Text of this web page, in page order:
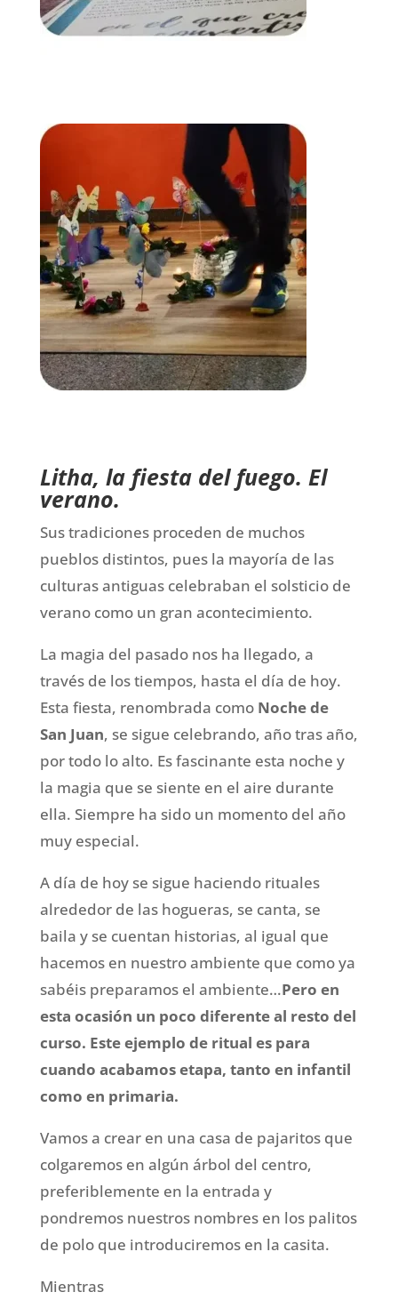
Litha, la fiesta del fuego. El
verano.
Sus tradiciones proceden de muchos
pueblos distintos, pues la mayoría de las
culturas antiguas celebraban el solsticio de
verano como un gran acontecimiento.
La magia del pasado nos ha llegado, a
través de los tiempos, hasta el día de hoy.
Esta fiesta, renombrada como Noche de
San Juan, se sigue celebrando, año tras año,
por todo lo alto. Es fascinante esta noche y
la magia que se siente en el aire durante
ella. Siempre ha sido un momento del año
muy especial.
A día de hoy se sigue haciendo rituales
alrededor de las hogueras, se canta, se
baila y se cuentan historias, al igual que
hacemos en nuestro ambiente que como ya
sabéis preparamos el ambiente…Pero en
esta ocasión un poco diferente al resto del
curso. Este ejemplo de ritual es para
cuando acabamos etapa, tanto en infantil
como en primaria.
Vamos a crear en una casa de pajaritos que
colgaremos en algún árbol del centro,
preferiblemente en la entrada y
pondremos nuestros nombres en los palitos
de polo que introduciremos en la casita.
Mientras